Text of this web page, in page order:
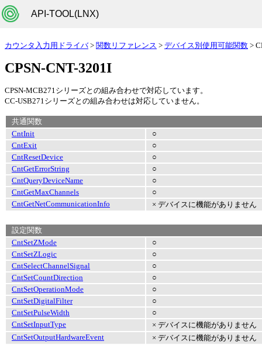
API-TOOL(LNX)
カウンタ入力用ドライバ> 関数リファレンス > デバイス別使用可能関数 >
CPSN-CNT-3201I
CPSN-MCB271シリーズとの組み合わせで対応しています。
CC-USB271シリーズとの組み合わせは対応していません。
共通関数
CntInit
○
CntExit
○
CntResetDevice
○
CntGetErrorString
○
CntQueryDeviceName
○
CntGetMaxChannels
○
CntGetNetCommunicationInfo
× デバイスに機能がありません
設定関数
CntSetZMode
○
CntSetZLogic
○
CntSelectChannelSignal
○
CntSetCountDirection
○
CntSetOperationMode
○
CntSetDigitalFilter
○
CntSetPulseWidth
○
CntSetInputType
× デバイスに機能がありません
CntSetOutputHardwareEvent
× デバイスに機能がありません